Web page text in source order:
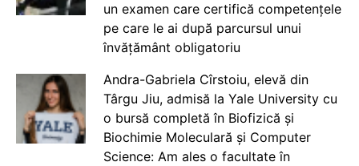
un examen care certifică competențele
pe care le ai după parcursul unui
învățământ obligatoriu
Andra-Gabriela Cîrstoiu, elevă din
Târgu Jiu, admisă la Yale University cu
o bursă completă în Biofizică și
Biochimie Moleculară și Computer
Science: Am ales o facultate în